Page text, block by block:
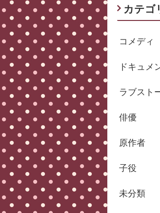
カテゴ
コメディ
ドキュメ
ラブスト
俳優
原作者
子役
未分類